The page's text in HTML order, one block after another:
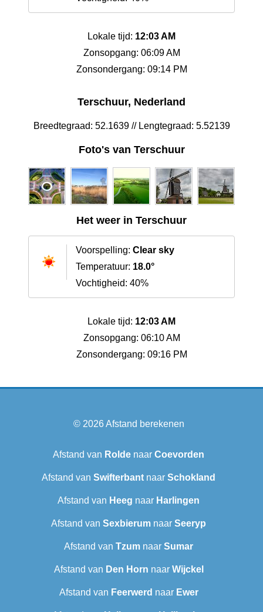
Lokale tijd: 12:03 AM
Zonsopgang: 06:09 AM
Zonsondergang: 09:14 PM
Terschuur, Nederland
Breedtegraad: 52.1639 // Lengtegraad: 5.52139
Foto's van Terschuur
Het weer in Terschuur
Voorspelling: Clear sky
Temperatuur: 18.0°
Vochtigheid: 40%
Lokale tijd: 12:03 AM
Zonsopgang: 06:10 AM
Zonsondergang: 09:16 PM
© 2026Afstand berekenen
Afstand van Rolde naar Coevorden
Afstand van Swifterbant naar Schokland
Afstand van Heeg naar Harlingen
Afstand van Sexbierum‎ naar Seeryp
Afstand van Tzum naar Sumar
Afstand van Den Horn naar Wijckel
Afstand van Feerwerd naar Ewer